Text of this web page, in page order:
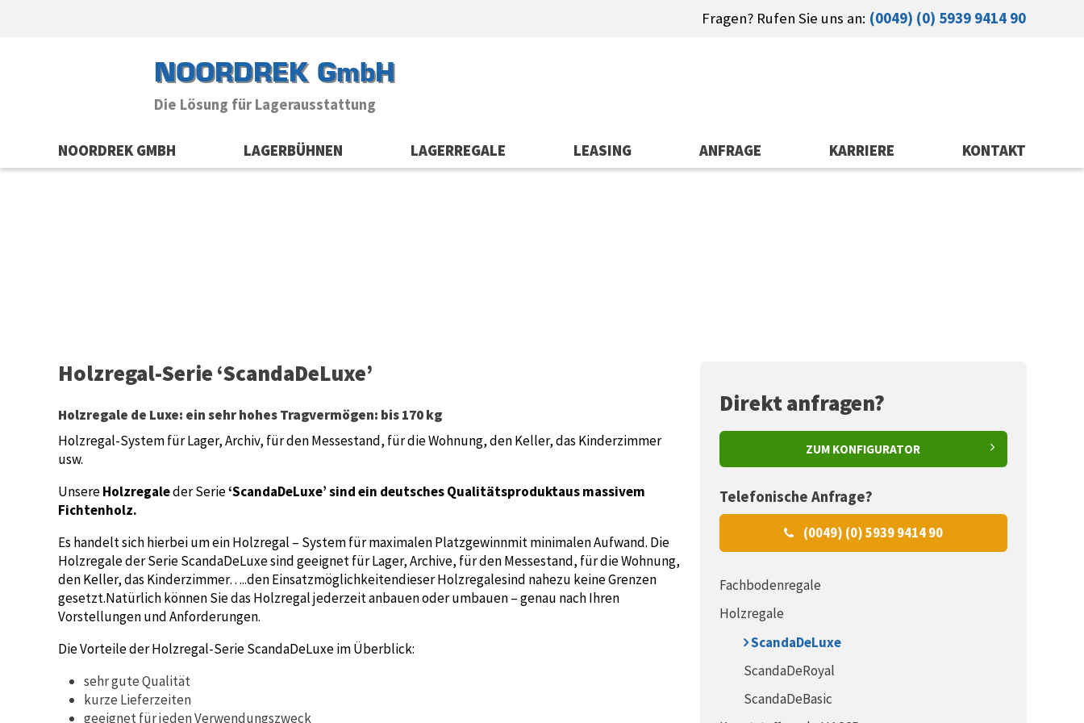
Fragen? Rufen Sie uns an: (0049) (0) 5939 9414 90
NOORDREK GmbH
Die Lösung für Lagerausstattung
NOORDREK GMBH LAGERBÜHNEN LAGERREGALE LEASING ANFRAGE KARRIERE KONTAKT
Holzregal-Serie ‘ScandaDeLuxe’
Holzregale de Luxe: ein sehr hohes Tragvermögen: bis 170 kg
Holzregal-System für Lager, Archiv, für den Messestand, für die Wohnung, den Keller, das Kinderzimmer
usw.
UnsereHolzregaleder Serie‘ScandaDeLuxe’ sind ein deutsches Qualitätsproduktaus massivem
Fichtenholz.
Es handelt sich hierbei um ein Holzregal – System für maximalen Platzgewinnmit minimalen Aufwand. Die
Holzregale der Serie ScandaDeLuxe sind geeignet für Lager, Archive, für den Messestand, für die Wohnung,
den Keller, das Kinderzimmer…..den Einsatzmöglichkeitendieser Holzregalesind nahezu keine Grenzen
gesetzt.Natürlich können Sie das Holzregal jederzeit anbauen oder umbauen – genau nach Ihren
Vorstellungen und Anforderungen.
Die Vorteile der Holzregal-Serie ScandaDeLuxe im Überblick:
sehr gute Qualität
kurze Lieferzeiten
geeignet für jeden Verwendungszweck
Direkt anfragen?
ZUM KONFIGURATOR
Telefonische Anfrage?
(0049) (0) 5939 9414 90
Fachbodenregale
Holzregale
ScandaDeLuxe
ScandaDeRoyal
ScandaDeBasic